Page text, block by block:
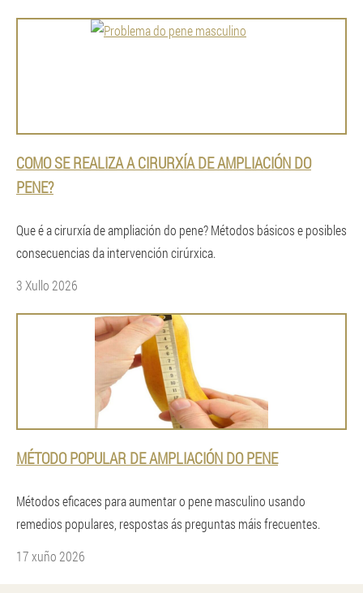
COMO SE REALIZA A CIRURXÍA DE AMPLIACIÓN DO
PENE?
Que é a cirurxía de ampliación do pene? Métodos básicos e posibles
consecuencias da intervención cirúrxica.
3 Xullo 2026
MÉTODO POPULAR DE AMPLIACIÓN DO PENE
Métodos eficaces para aumentar o pene masculino usando
remedios populares, respostas ás preguntas máis frecuentes.
17 xuño 2026